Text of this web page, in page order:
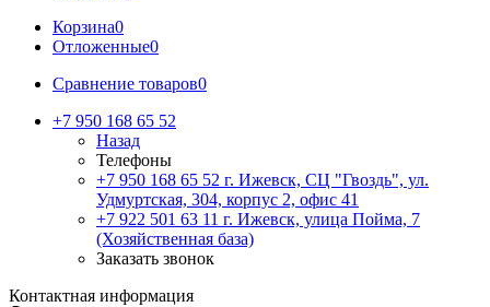
Корзина0
Отложенные0
Сравнение товаров0
+7 950 168 65 52
Назад
Телефоны
+7 950 168 65 52 г. Ижевск, СЦ "Гвоздь", ул.
Удмуртская, 304, корпус 2, офис 41
+7 922 501 63 11 г. Ижевск, улица Пойма, 7
(Хозяйственная база)
Заказать звонок
Контактная информация